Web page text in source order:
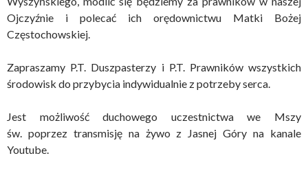
Ojczyźnie i polecać ich orędownictwu Matki Bożej
Częstochowskiej.
Zapraszamy P.T. Duszpasterzy i P.T. Prawników wszystkich
środowisk do przybycia indywidualnie z potrzeby serca.
Jest możliwość duchowego uczestnictwa we Mszy
św. poprzez transmisję na żywo z Jasnej Góry na kanale
Youtube.